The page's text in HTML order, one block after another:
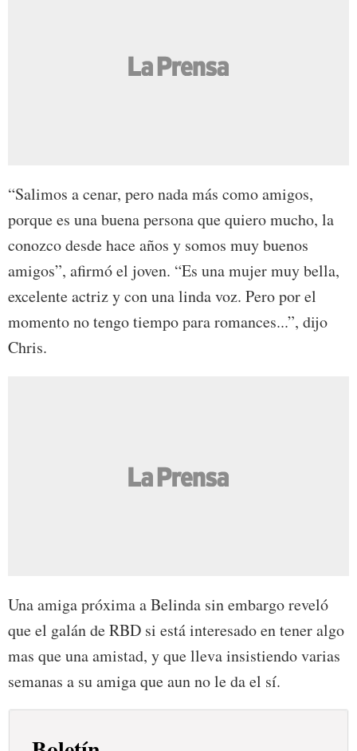
“Salimos a cenar, pero nada más como amigos,
porque es una buena persona que quiero mucho, la
conozco desde hace años y somos muy buenos
amigos”, afirmó el joven. “Es una mujer muy bella,
excelente actriz y con una linda voz. Pero por el
momento no tengo tiempo para romances...”, dijo
Chris.
Una amiga próxima a Belinda sin embargo reveló
que el galán de RBD si está interesado en tener algo
mas que una amistad, y que lleva insistiendo varias
semanas a su amiga que aun no le da el sí.